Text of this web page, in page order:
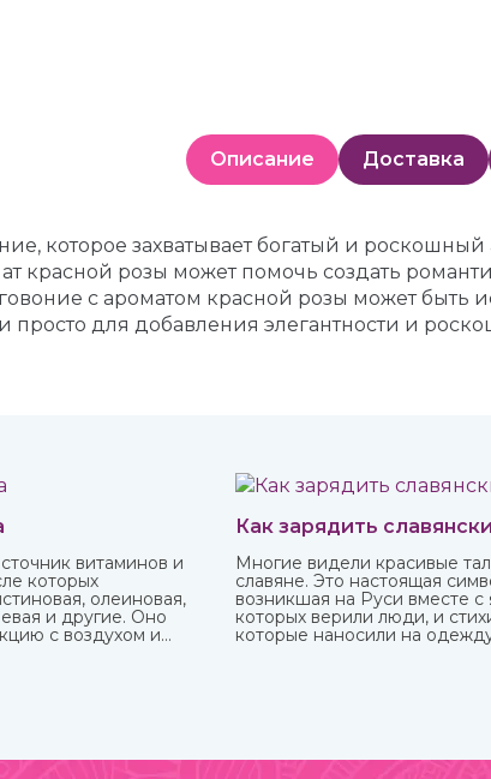
Описание Доставка
которое захватывает богатый и
красной розы может помочь создать
с ароматом красной розы может
для добавления элегантности и
витаминов и
которых
олеиновая,
и другие. Оно
с воздухом и
лет. В
самых важных,
кокосовое масло
интернет-магазине
Как зарядить
Многие видели красивые
славяне. Это настоящая
возникшая на Руси вместе с
которых верили люди, и
которые наносили на